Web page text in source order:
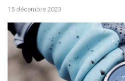
15 décembre 2023